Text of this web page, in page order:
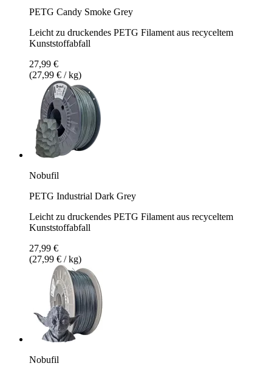
PETG Candy Smoke Grey
Leicht zu druckendes PETG Filament aus recyceltem
Kunststoffabfall
27,99 €
(27,99 € / kg)
Nobufil
PETG Industrial Dark Grey
Leicht zu druckendes PETG Filament aus recyceltem
Kunststoffabfall
27,99 €
(27,99 € / kg)
Nobufil